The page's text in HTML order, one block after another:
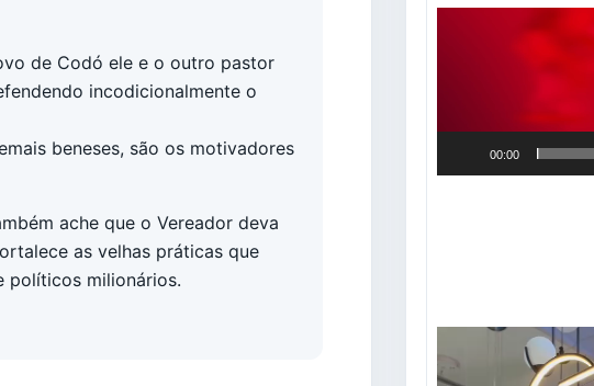
de Codó ele e o outro pastor
incodicionalmente o
beneses, são os motivadores
ache que o Vereador deva
as velhas práticas que
políticos milionários.
00:00
de